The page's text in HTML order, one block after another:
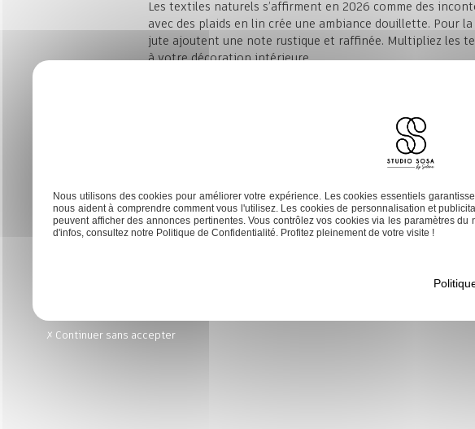
Les textiles naturels s’affirment en 2026 comme des
avec des plaids en lin crée une ambiance douillette. Pour
jute ajoutent une note rustique et raffinée. Multipliez les
à votre décoration intérieure.
Ces textiles se déclinent dans une large gamme de
privilégie les pièces aux teintes neutres. Associer ces
révèlent comme des pièces maîtresses pour le salon.
souligne l’élégance de votre décoration maison. Prenez
Navigation
de
Découvrir les bases de la déco intérieur style industriel
Décoration
Nous utilisons des cookies pour améliorer votre expérience. Les cookies essentiels
nous aident à comprendre comment vous l'utilisez. Les cookies de personnalisation et
peuvent afficher des annonces pertinentes. Vous contrôlez vos cookies via les paramètres
d'infos, consultez notre Politique de Confidentialité. Profitez pleinement de votre visite !
Continuer sans accepter